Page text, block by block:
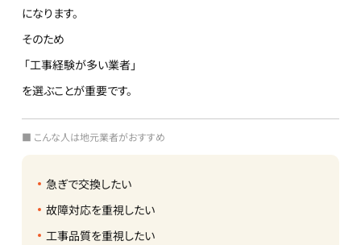
になります。
そのため
「工事経験が多い業者」
を選ぶことが重要です。
■ こんな人は地元業者がおすすめ
急ぎで交換したい
故障対応を重視したい
工事品質を重視したい